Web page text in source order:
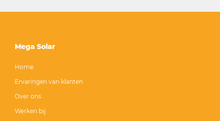
Mega Solar
Home
Ervaringen van klanten
Over ons
Werken bij